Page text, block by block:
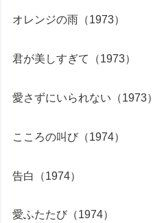
オレンジの雨（1973）
君が美しすぎて（1973）
愛さずにいられない（1973）
こころの叫び（1974）
告白（1974）
愛ふたたび（1974）